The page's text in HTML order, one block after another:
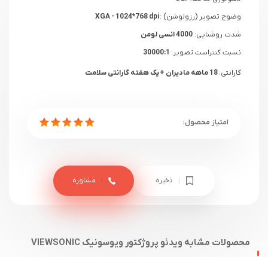
وضوح تصویر (رزولوشن) :
شدت روشنایی: 4000 انسی لومن
نسبت کنتراست تصویر:
گارانتی:18 ماهه مادیران + یک هفته گارانتی سلامت
ذخیره مشاوره
محصولات مشابه ویدئو پروژکتور ویوسونیک VIEWSONIC